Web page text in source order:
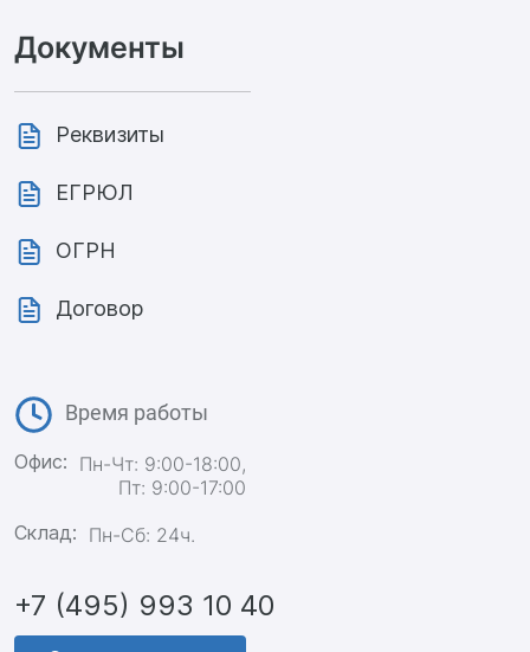
Документы
Реквизиты
ЕГРЮЛ
ОГРН
Договор
Время работы
Офис: Пн-Чт: 9:00-18:00,
Пт: 9:00-17:00
Склад: Пн-Сб: 24ч.
+7 (495) 993 10 40